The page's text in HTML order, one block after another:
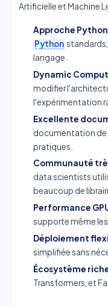
Artificielle et Machine
Approche
Python
langage.
Dynamic
modifier
l'expérimentation
Excellente
documentation de
pratiques.
Communauté
data scientists
beaucoup de
Performance
supporte même
Déploiement
simplifiée sans
Écosystème
Transformers, et